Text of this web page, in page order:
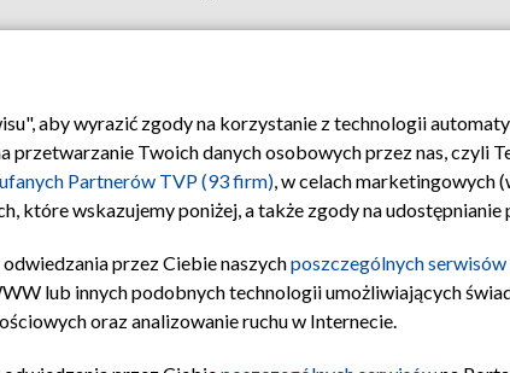
Regulamin TVP Polityka prywatności Moje zgody
aby wyrazić zgody na korzystanie z technologii
przetwarzanie Twoich danych osobowych przez nas, czyli
Partnerów TVP (93 firm), w celach marketingowych
które wskazujemy poniżej, a także zgody na
przez Ciebie naszychposzczególnych serwisów
lub innych podobnych technologii umożliwiających
oraz analizowanie ruchu w Internecie.